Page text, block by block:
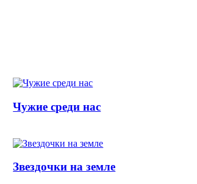
Чужие среди нас
Звездочки на земле